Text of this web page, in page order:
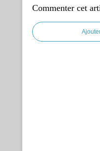
Commenter cet